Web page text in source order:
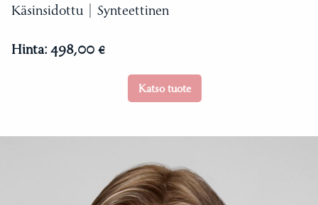
Käsinsidottu | Synteettinen
Hinta: 498,00 €
Katso tuote